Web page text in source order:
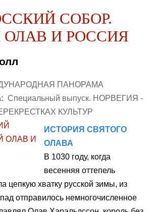
СОБОР.
ОЛАВ И РОССИЯ
ПАНОРАМА
Специальный выпуск. НОРВЕГИЯ -
КУЛЬТУР
ИСТОРИЯ СВЯТОГО
ОЛАВА
В 1030 году, когда
весенняя оттепель
цепкую хватку русской зимы, из
отправилось немногочисленное